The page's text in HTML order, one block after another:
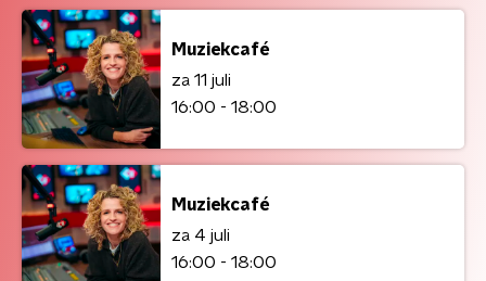
Muziekcafé
za 11 juli
16:00 - 18:00
Muziekcafé
za 4 juli
16:00 - 18:00